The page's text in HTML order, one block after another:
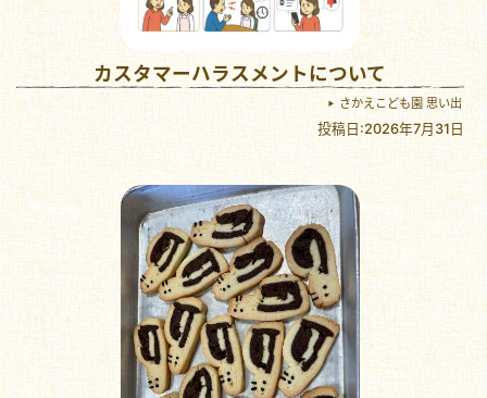
カスタマーハラスメントについて
さかえこども園 思い出
投稿日:2026年7月31日